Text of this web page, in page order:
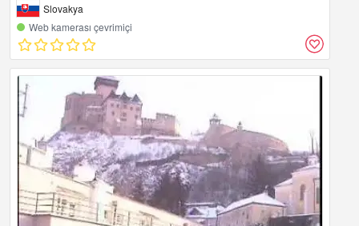
Slovakya
Web kamerası çevrimiçi